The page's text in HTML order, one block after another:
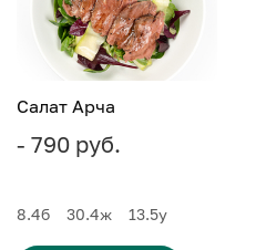
Салат Арча
- 790 руб.
8.4б 30.4ж 13.5у